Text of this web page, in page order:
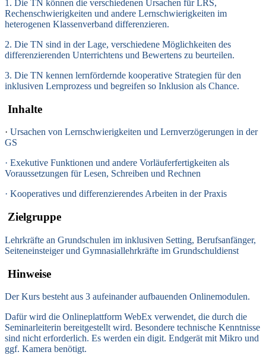
1. Die TN können die verschiedenen Ursachen für LRS,
Rechenschwierigkeiten und andere Lernschwierigkeiten im
heterogenen Klassenverband differenzieren.
2. Die TN sind in der Lage, verschiedene Möglichkeiten des
differenzierenden Unterrichtens und Bewertens zu beurteilen.
3. Die TN kennen lernfördernde kooperative Strategien für den
inklusiven Lernprozess und begreifen so Inklusion als Chance.
Inhalte
· Ursachen von Lernschwierigkeiten und Lernverzögerungen in der
GS
· Exekutive Funktionen und andere Vorläuferfertigkeiten als
Voraussetzungen für Lesen, Schreiben und Rechnen
· Kooperatives und differenzierendes Arbeiten in der Praxis
Zielgruppe
Lehrkräfte an Grundschulen im inklusiven Setting, Berufsanfänger,
Seiteneinsteiger und Gymnasiallehrkräfte im Grundschuldienst
Hinweise
Der Kurs besteht aus 3 aufeinander aufbauenden Onlinemodulen.
Dafür wird die Onlineplattform WebEx verwendet, die durch die
Seminarleiterin bereitgestellt wird. Besondere technische Kenntnisse
sind nicht erforderlich. Es werden ein digit. Endgerät mit Mikro und
ggf. Kamera benötigt.